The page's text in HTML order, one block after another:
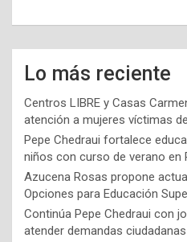
Lo más reciente
Centros LIBRE y Casas
atención a mujeres víctimas
Pepe Chedraui fortalece
niños con curso de verano en
Azucena Rosas propone
Opciones para Educación
Continúa Pepe Chedraui con
atender demandas